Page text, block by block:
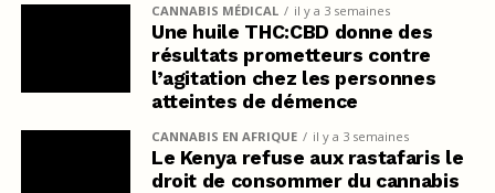
CANNABIS MÉDICAL il y a 3 semaines
Une huile THC:CBD donne des
résultats prometteurs contre
l’agitation chez les personnes
atteintes de démence
CANNABIS EN AFRIQUE il y a 3 semaines
Le Kenya refuse aux rastafaris le
droit de consommer du cannabis